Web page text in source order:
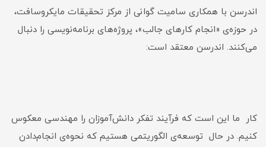
اندرسن با همکاری سامیت گوانی از مرکز تحقیقات مایکروسافت،
در حوزه‌ی «انجام کارهای جالب»، پروژه‌های برنامه‌نویسی را دنبال
می‌کنند. اندرسن معتقد است:
کار ما این است که فرآیند تفکر دانش‌آموزان را مهندسی معکوس
کنیم. در حال توسعه‌ی الگوریتمی هستیم که نحوه‌ی انجام‌دادن